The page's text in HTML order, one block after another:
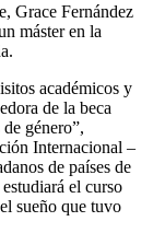
Grace Fernández
máster en la
académicos y
de la beca
género”,
Internacional –
de países de
el curso
sueño que tuvo